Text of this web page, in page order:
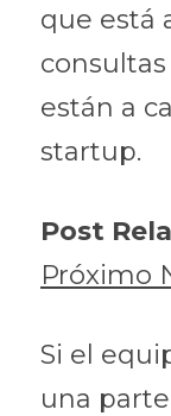
que está
están a
startup.
Post
Próximo
Si el
una